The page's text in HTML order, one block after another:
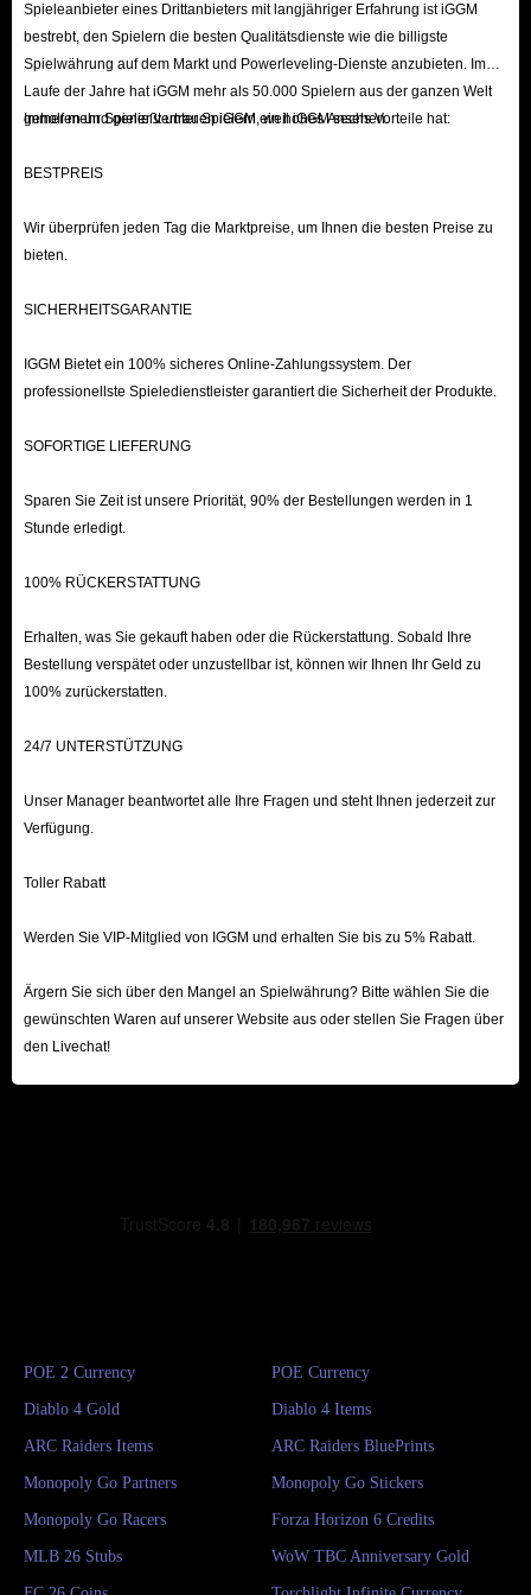
2: Wählen Sie die Anzahl der zu kaufenden Diamanten aus, klicken Sie auf
„JETZT KAUFEN“ oder „ZUM WARENKORB HINZUFÜGEN“;
3: Füllen Sie die persönlichen Daten korrekt in der Warenkorb-Oberfläche
warten Sie auf die Lieferung.
tun, um den Spielern zu helfen, die günstigsten ODIN Valhalla Rising
Diamonds zum Verkauf zu bekommen, um sich in ODIN Valhalla Rising
Diamonds und Fähigkeiten haben, können wir diese großartigen
Willkommen beim Kauf von ODIN Valhalla Rising Diamonds bei
Spieleanbieter eines Drittanbieters mit langjähriger Erfahrung ist iGGM
bestrebt, den Spielern die besten Qualitätsdienste wie die billigste
Spielwährung auf dem Markt und Powerleveling-Dienste anzubieten. Im
Laufe der Jahre hat iGGM mehr als 50.000 Spielern aus der ganzen Welt
geholfen und genießt unter Spielern ein hohes Ansehen.
Immer mehr Spieler vertrauen iGGM, weil iGGM sechs Vorteile hat:
BESTPREIS
Wir überprüfen jeden Tag die Marktpreise, um Ihnen die besten Preise zu
bieten.
SICHERHEITSGARANTIE
IGGM Bietet ein 100% sicheres Online-Zahlungssystem. Der
professionellste Spieledienstleister garantiert die Sicherheit der Produkte.
SOFORTIGE LIEFERUNG
Sparen Sie Zeit ist unsere Priorität, 90% der Bestellungen werden in 1
Stunde erledigt.
100% RÜCKERSTATTUNG
Erhalten, was Sie gekauft haben oder die Rückerstattung. Sobald Ihre
Bestellung verspätet oder unzustellbar ist, können wir Ihnen Ihr Geld zu
100% zurückerstatten.
24/7 UNTERSTÜTZUNG
Unser Manager beantwortet alle Ihre Fragen und steht Ihnen jederzeit zur
Verfügung.
Toller Rabatt
Werden Sie VIP-Mitglied von IGGM und erhalten Sie bis zu 5% Rabatt.
Ärgern Sie sich über den Mangel an Spielwährung? Bitte wählen Sie die
gewünschten Waren auf unserer Website aus oder stellen Sie Fragen über
den Livechat!
POE 2 Currency POE Currency
Diablo 4 Gold Diablo 4 Items
ARC Raiders Items ARC Raiders BluePrints
Monopoly Go Partners Monopoly Go Stickers
Monopoly Go Racers Forza Horizon 6 Credits
MLB 26 Stubs WoW TBC Anniversary Gold